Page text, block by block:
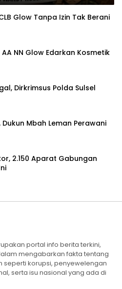
Glow Tanpa Izin Tak Berani
NN Glow Edarkan Kosmetik
Dirkrimsus Polda Sulsel
Mbah Leman Perawani
2.150 Aparat Gabungan
portal info berita terkini,
mengabarkan fakta tentang
seperti korupsi, penyewelengan
serta isu nasional yang ada di